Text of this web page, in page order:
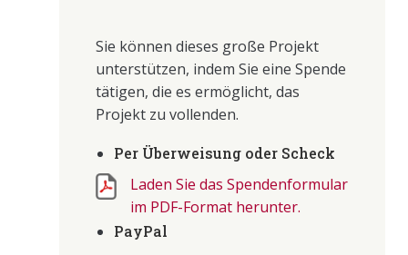
Sie können dieses große Projekt
unterstützen, indem Sie eine Spende
tätigen, die es ermöglicht, das
Projekt zu vollenden.
Per Überweisung oder Scheck
Laden Sie das Spendenformular
im PDF-Format herunter.
PayPal